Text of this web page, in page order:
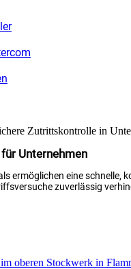
Unternehmen
ermöglichen eine
zuverlässig